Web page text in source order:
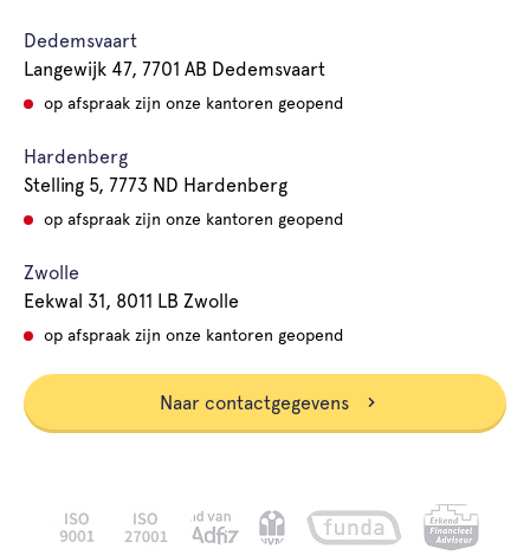
Dedemsvaart
Langewijk 47, 7701 AB Dedemsvaart
op afspraak zijn onze kantoren geopend
Hardenberg
Stelling 5, 7773 ND Hardenberg
op afspraak zijn onze kantoren geopend
Zwolle
Eekwal 31, 8011 LB Zwolle
op afspraak zijn onze kantoren geopend
Naar contactgegevens